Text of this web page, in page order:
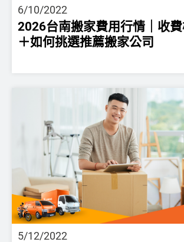
6/10/2022
2026台南搬家費用行情｜收
＋如何挑選推薦搬家公司
5/12/2022